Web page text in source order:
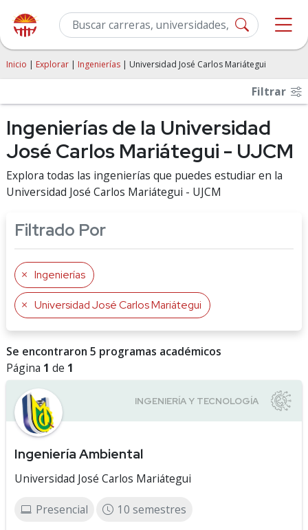
Inicio | Explorar | Ingenierías | Universidad José Carlos Mariátegui
Filtrar
Ingenierías de la Universidad
José Carlos Mariátegui - UJCM
Explora todas las ingenierías que puedes estudiar en la
Universidad José Carlos Mariátegui - UJCM
Filtrado Por
Ingenierías
Universidad José Carlos Mariátegui
Se encontraron 5 programas académicos
Página 1 de 1
Ingeniería Ambiental
Universidad José Carlos Mariátegui
Presencial 10 semestres